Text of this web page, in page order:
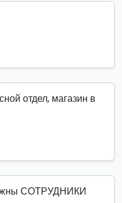
отдел, магазин в
СОТРУДНИКИ